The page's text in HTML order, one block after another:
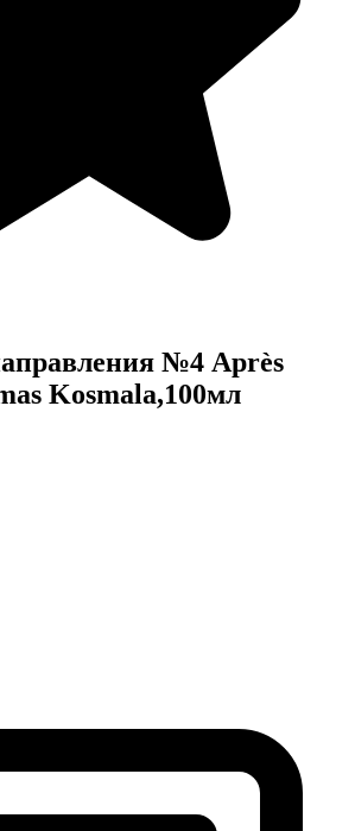
№4 Après
Kosmala,100мл